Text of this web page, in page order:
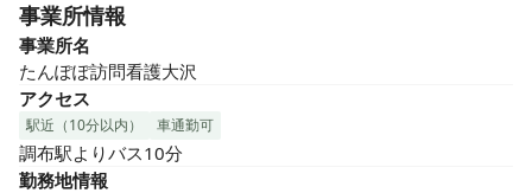
事業所情報
事業所名
たんぽぽ訪問看護大沢
アクセス
駅近（10分以内） 車通勤可
調布駅よりバス10分
勤務地情報